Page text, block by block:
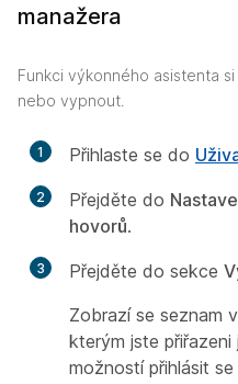
manažera
Funkci výkonného asistenta
nebo vypnout.
1 Přihlaste se do
2 Přejděte do
hovorů.
3 Přejděte do sekce
Zobrazí se seznam
kterým jste
možností přihlásit